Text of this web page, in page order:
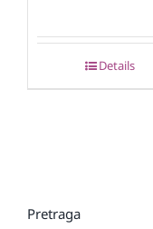
Details
Pretraga